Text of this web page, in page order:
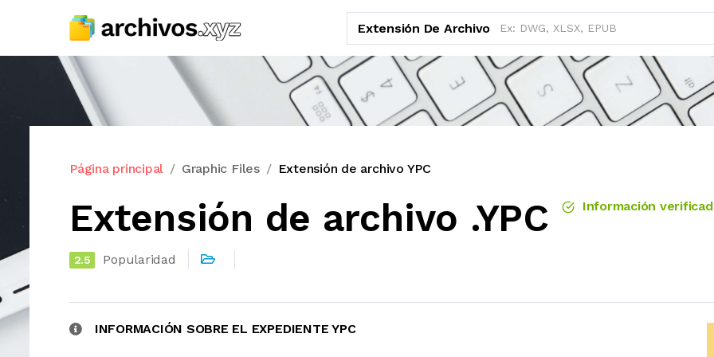
Extensión De Archivo
Página principal Graphic Files Extensión de archivo YPC
Extensión de archivo .YPC Información
2.5 Popularidad
INFORMACIÓN SOBRE EL EXPEDIENTE YPC